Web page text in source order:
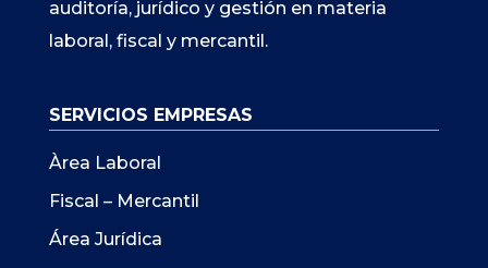
auditoría, jurídico y gestión en materia
laboral, fiscal y mercantil.
SERVICIOS EMPRESAS
Àrea Laboral
Fiscal – Mercantil
Área Jurídica